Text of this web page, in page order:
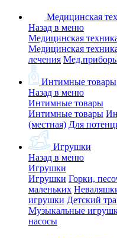
Медицинская
Назад в меню
Медицинская
Медицинская
лечения
Интимные товары
Назад в меню
Интимные товары
Интимные товары
(местная) Для
Игрушки
Назад в меню
Игрушки
Игрушки Горки,
маленьких
игрушки Детский
Музыкальные
насосы